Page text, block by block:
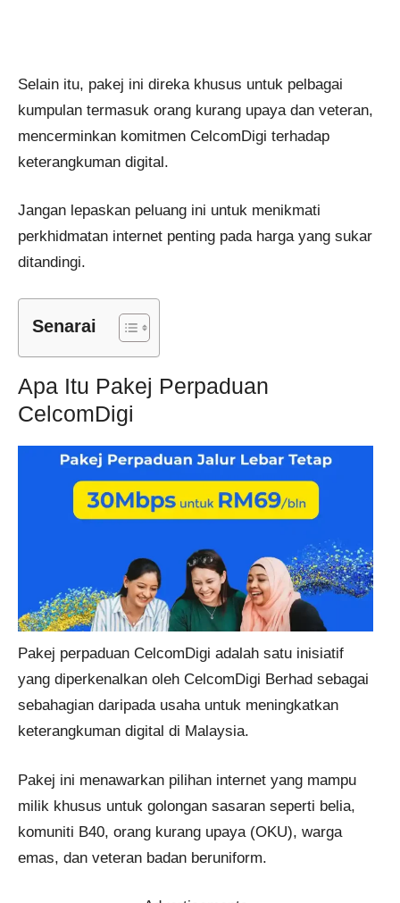
Selain itu, pakej ini direka khusus untuk pelbagai
kumpulan termasuk orang kurang upaya dan veteran,
mencerminkan komitmen CelcomDigi terhadap
keterangkuman digital.
Jangan lepaskan peluang ini untuk menikmati
perkhidmatan internet penting pada harga yang sukar
ditandingi.
Senarai
Apa Itu Pakej Perpaduan
CelcomDigi
Pakej perpaduan CelcomDigi adalah satu inisiatif
yang diperkenalkan oleh CelcomDigi Berhad sebagai
sebahagian daripada usaha untuk meningkatkan
keterangkuman digital di Malaysia.
Pakej ini menawarkan pilihan internet yang mampu
milik khusus untuk golongan sasaran seperti belia,
komuniti B40, orang kurang upaya (OKU), warga
emas, dan veteran badan beruniform.